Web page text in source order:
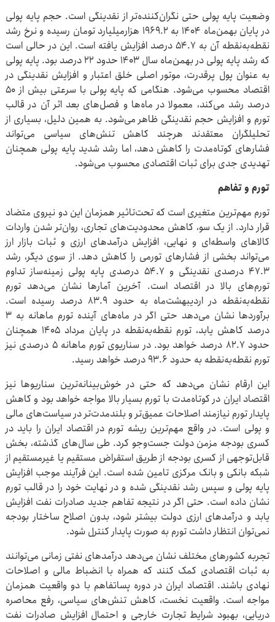
وضعیت پایه پولی حتی نگران‌کننده‌تر از نقدینگی است. حجم پایه پولی
در پایان بهمن‌ماه ۱۴۰۴ به ۱۹۶۹.۲ هزارمیلیارد تومان رسیده و نرخ رشد
نقطه‌به‌نقطه آن به ۵۴.۷ درصد افزایش یافته است. این در حالی است
که رشد پایه پولی در بهمن‌ماه سال ۱۴۰۳ حدود ۲۲ درصد بود. پایه پولی
به عنوان پول پرقدرت، موتور اصلی خلق اعتبار و افزایش نقدینگی در
اقتصاد محسوب می‌شود. هنگامی که پایه پولی با سرعتی بیش از ۵۰
درصد رشد می‌کند، معمولا در ماه‌ها و فصل‌های بعد اثر آن در قالب
تورم و افزایش حجم نقدینگی ظاهر می‌شود. به همین دلیل، بسیاری از
تحلیلگران معتقدند هرچند کاهش تنش‌های سیاسی می‌تواند
فشارهای کوتاه‌مدت را کاهش دهد، اما رشد شدید پایه پولی همچنان
تهدیدی جدی برای ثبات اقتصادی محسوب می‌شود.
تورم و تفاهم
تورم مهم‌ترین متغیری است که تحت‌تاثیر همزمان این دو نیروی متضاد
قرار دارد. از یک سو، کاهش محدودیت‌های تجاری، روان‌تر شدن واردات
کالاهای واسطه‌ای و نهایی، افزایش درآمدهای ارزی و ثبات بازار ارز
می‌تواند بخشی از فشارهای تورمی را کاهش دهد. از سوی دیگر، رشد
۴۷.۳ درصدی نقدینگی و ۵۴.۷ درصدی پایه پولی زمینه‌ساز تداوم
تورم‌های بالا در اقتصاد است. آخرین آمارها نشان می‌دهد تورم
نقطه‌به‌نقطه در اردیبهشت‌ماه به حدود ۸۳.۹ درصد رسیده است.
برآوردها نشان می‌دهد حتی اگر در ماه‌های آینده تورم ماهانه به ۳
درصد کاهش یابد، تورم نقطه‌به‌نقطه در پایان مرداد ۱۴۰۵ همچنان
حدود ۸۲.۷ درصد خواهد بود. در سناریوی تورم ماهانه ۵ درصدی نیز
تورم نقطه‌به‌نقطه به حدود ۹۳.۶ درصد خواهد رسید.
این ارقام نشان می‌دهد که حتی در خوش‌بینانه‌ترین سناریوها نیز
اقتصاد ایران در کوتاه‌مدت با تورم بسیار بالا مواجه خواهد بود و کاهش
پایدار تورم نیازمند اصلاحات عمیق‌تر و بلندمدت‌تر در سیاست‌های مالی
و پولی است. در واقع مهم‌ترین ریشه تورم در اقتصاد ایران را باید در
کسری بودجه مزمن دولت جست‌وجو کرد. طی سال‌های گذشته، بخش
قابل‌توجهی از کسری بودجه از طریق استقراض مستقیم یا غیرمستقیم از
شبکه بانکی و بانک مرکزی تامین شده است. این فرآیند موجب افزایش
پایه پولی و سپس رشد نقدینگی شده و در نهایت خود را در قالب تورم
نشان داده است. حتی اگر در نتیجه تفاهم جدید صادرات نفت افزایش
یابد و درآمدهای ارزی دولت بیشتر شود، بدون اصلاح ساختار بودجه
نمی‌توان انتظار داشت تورم به صورت پایدار کنترل شود.
تجربه کشورهای مختلف نشان می‌دهد درآمدهای نفتی زمانی می‌توانند
به ثبات اقتصادی کمک کنند که همراه با انضباط مالی و اصلاحات
نهادی باشند. اقتصاد ایران در دوره پساتفاهم با دو واقعیت همزمان
مواجه است. واقعیت نخست، کاهش تنش‌های سیاسی، رفع محاصره
دریایی، بهبود شرایط تجارت خارجی و احتمال افزایش صادرات نفت